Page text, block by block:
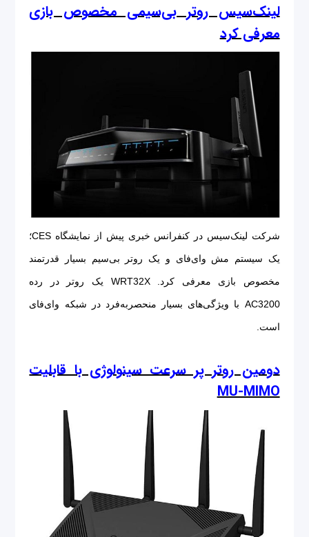
لینک‌سیس روتر بی‌سیمی مخصوص بازی
معرفی کرد
شرکت لینک‌سیس در کنفرانس خبری پیش از نمایشگاه CES؛
یک سیستم مش وای‌فای و یک روتر بی‌سیم بسیار قدرتمند
مخصوص بازی معرفی کرد. WRT32X یک روتر در رده
AC3200 با ویژگی‌های بسیار منحصربه‌فرد در شبکه وای‌فای
است.
دومین روتر پر سرعت سینولوژی با قابلیت
MU-MIMO